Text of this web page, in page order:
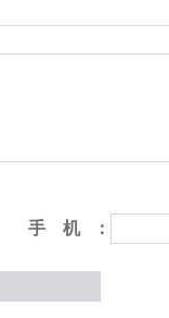
手 机 ：